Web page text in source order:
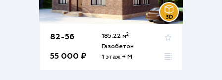
82-56
55 000 ₽
185.22 м2
Газобетон
1 этаж + М